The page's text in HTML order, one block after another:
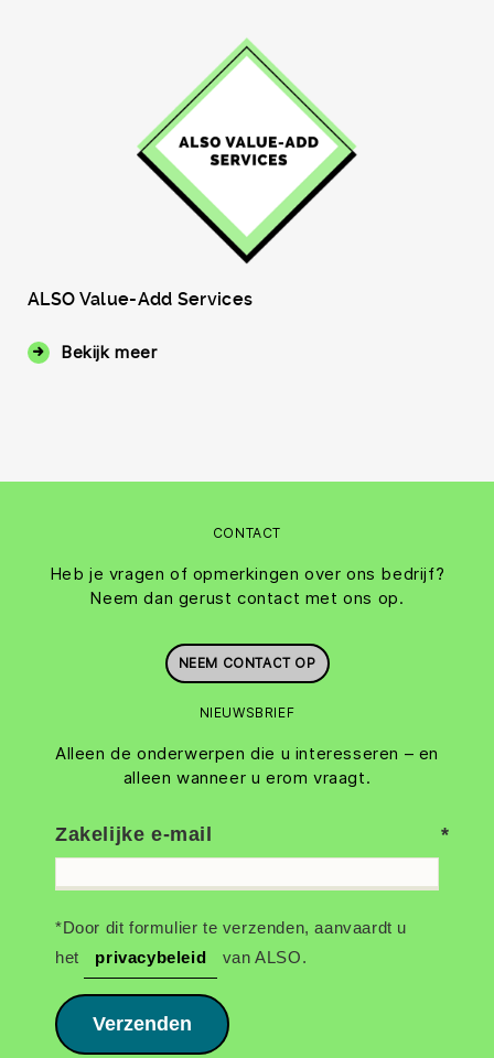
ALSO Value-Add Services
Bekijk meer
CONTACT
Heb je vragen of opmerkingen over ons bedrijf?
Neem dan gerust contact met ons op.
NEEM CONTACT OP
NIEUWSBRIEF
Alleen de onderwerpen die u interesseren – en
alleen wanneer u erom vraagt.
Zakelijke e-mail
*Door dit formulier te verzenden, aanvaardt u
het
privacybeleid van ALSO.
Verzenden